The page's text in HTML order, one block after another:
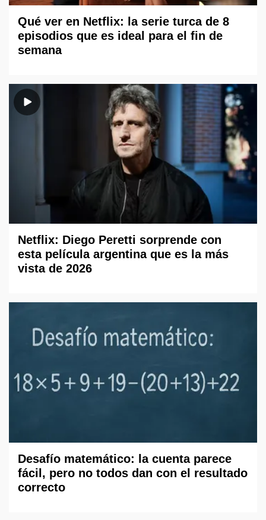
Qué ver en Netflix: la serie turca de 8
episodios que es ideal para el fin de
semana
Netflix: Diego Peretti sorprende con
esta película argentina que es la más
vista de 2026
Desafío matemático: la cuenta parece
fácil, pero no todos dan con el resultado
correcto